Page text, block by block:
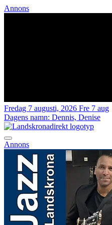
Annons
Fredag 7 augusti, 2026 Fre 7 aug
Dagens namn: Dennis, Denise
Annons